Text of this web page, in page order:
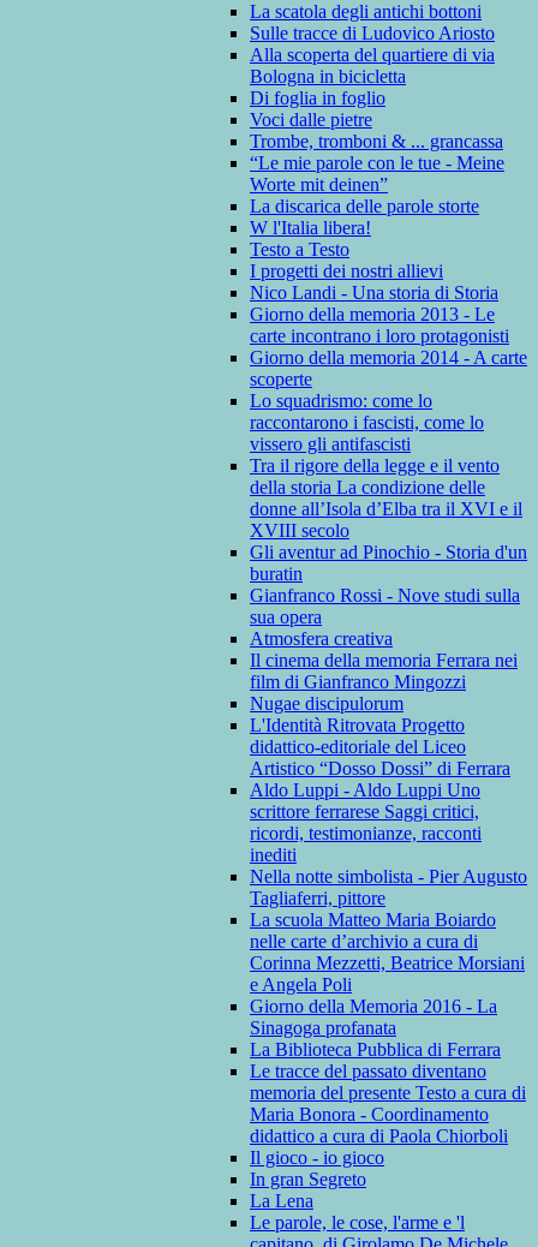
La scatola degli antichi bottoni
Sulle tracce di Ludovico Ariosto
Alla scoperta del quartiere di via
Bologna in bicicletta
Di foglia in foglio
Voci dalle pietre
Trombe, tromboni & ... grancassa
“Le mie parole con le tue - Meine
Worte mit deinen”
La discarica delle parole storte
W l'Italia libera!
Testo a Testo
I progetti dei nostri allievi
Nico Landi - Una storia di Storia
Giorno della memoria 2013 - Le
carte incontrano i loro protagonisti
Giorno della memoria 2014 - A carte
scoperte
Lo squadrismo: come lo
raccontarono i fascisti, come lo
vissero gli antifascisti
Tra il rigore della legge e il vento
della storia La condizione delle
donne all’Isola d’Elba tra il XVI e il
XVIII secolo
Gli aventur ad Pinochio - Storia d'un
buratin
Gianfranco Rossi - Nove studi sulla
sua opera
Atmosfera creativa
Il cinema della memoria Ferrara nei
film di Gianfranco Mingozzi
Nugae discipulorum
L'Identità Ritrovata Progetto
didattico-editoriale del Liceo
Artistico “Dosso Dossi” di Ferrara
Aldo Luppi - Aldo Luppi Uno
scrittore ferrarese Saggi critici,
ricordi, testimonianze, racconti
inediti
Nella notte simbolista - Pier Augusto
Tagliaferri, pittore
La scuola Matteo Maria Boiardo
nelle carte d’archivio a cura di
Corinna Mezzetti, Beatrice Morsiani
e Angela Poli
Giorno della Memoria 2016 - La
Sinagoga profanata
La Biblioteca Pubblica di Ferrara
Le tracce del passato diventano
memoria del presente Testo a cura di
Maria Bonora - Coordinamento
didattico a cura di Paola Chiorboli
Il gioco - io gioco
In gran Segreto
La Lena
Le parole, le cose, l'arme e 'l